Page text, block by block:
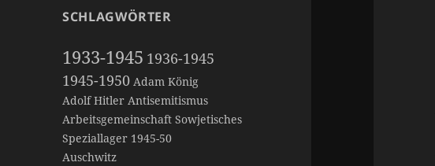
SCHLAGWÖRTER
1933-1945 1936-1945
1945-1950 Adam König
Adolf Hitler Antisemitismus
Arbeitsgemeinschaft Sowjetisches
Speziallager 1945-50
Auschwitz